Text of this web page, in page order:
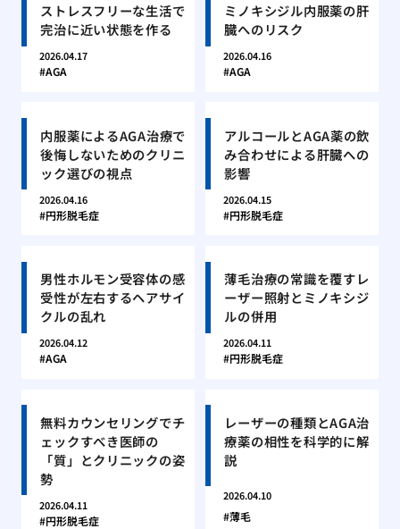
ストレスフリーな生活で
完治に近い状態を作る
2026.04.17
AGA
ミノキシジル内服薬の肝
臓へのリスク
2026.04.16
AGA
内服薬によるAGA治療で
後悔しないためのクリニ
ック選びの視点
2026.04.16
円形脱毛症
アルコールとAGA薬の飲
み合わせによる肝臓への
影響
2026.04.15
円形脱毛症
男性ホルモン受容体の感
受性が左右するヘアサイ
クルの乱れ
2026.04.12
AGA
薄毛治療の常識を覆すレ
ーザー照射とミノキシジ
ルの併用
2026.04.11
円形脱毛症
無料カウンセリングでチ
ェックすべき医師の
「質」とクリニックの姿
勢
2026.04.11
円形脱毛症
レーザーの種類とAGA治
療薬の相性を科学的に解
説
2026.04.10
薄毛